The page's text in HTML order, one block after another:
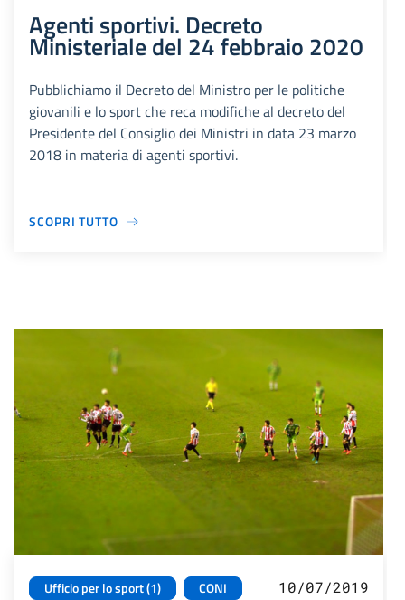
Agenti sportivi. Decreto
Ministeriale del 24 febbraio 2020
Pubblichiamo il Decreto del Ministro per le politiche
giovanili e lo sport che reca modifiche al decreto del
Presidente del Consiglio dei Ministri in data 23 marzo
2018 in materia di agenti sportivi.
SCOPRI TUTTO
Ufficio per lo sport (1) CONI 10/07/2019